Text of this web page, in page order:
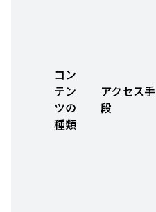
コン
テン
ツの
種類
アクセス手
段